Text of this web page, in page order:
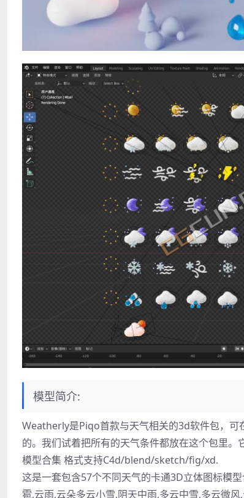
模型简介:
Weatherly是Piqo首款与天气相关的3d软件包，
的。我们试着把所有的天气条件都放在这个包里
模型合集 格式支持C4d/blend/sketch/fig/xd.
这是一套包含57个不同天气的卡通3D立体图标模
雹,云雨,云朵多云小雪,阴天中雨,多云中雪,多云微